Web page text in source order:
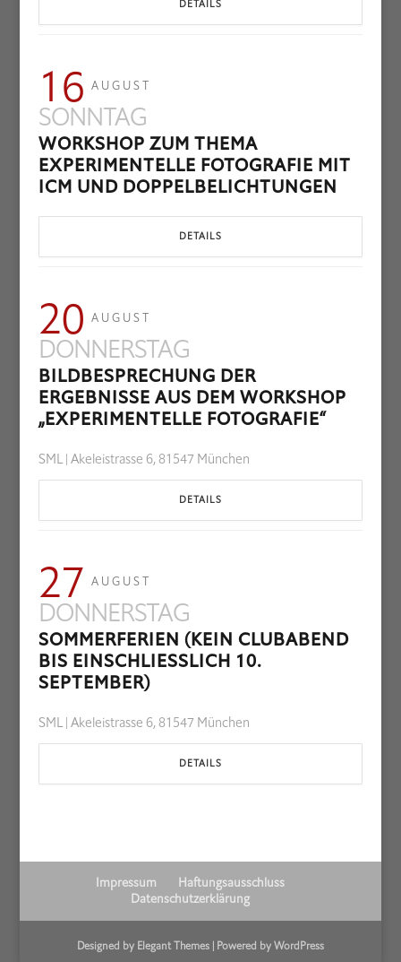
DETAILS
16 AUGUST
SONNTAG
WORKSHOP ZUM THEMA
EXPERIMENTELLE FOTOGRAFIE MIT
ICM UND DOPPELBELICHTUNGEN
DETAILS
20 AUGUST
DONNERSTAG
BILDBESPRECHUNG DER
ERGEBNISSE AUS DEM WORKSHOP
„EXPERIMENTELLE FOTOGRAFIE“
SML | Akeleistrasse 6, 81547 München
DETAILS
27 AUGUST
DONNERSTAG
SOMMERFERIEN (KEIN CLUBABEND
BIS EINSCHLIESSLICH 10. S
EPTEMBER)
SML | Akeleistrasse 6, 81547 München
DETAILS
Impressum
Haftungsausschluss
Datenschutzerklärung
Designed by Elegant Themes| Powered byWordPress